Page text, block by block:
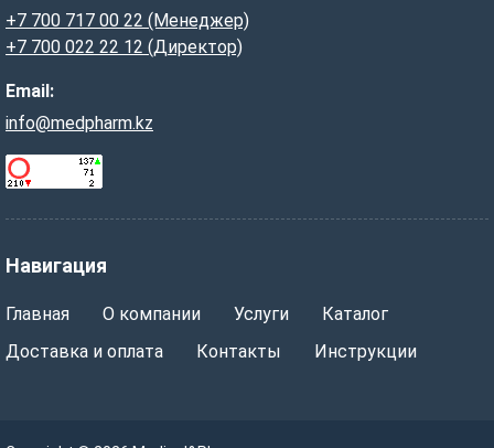
Навигация
Главная О компании Услуги
Каталог
Доставка и оплата
Контакты Инструкции
+7 700 717 00 22 (Менеджер)
+7 700 022 22 12 (Директор)
Email:
info@medpharm.kz